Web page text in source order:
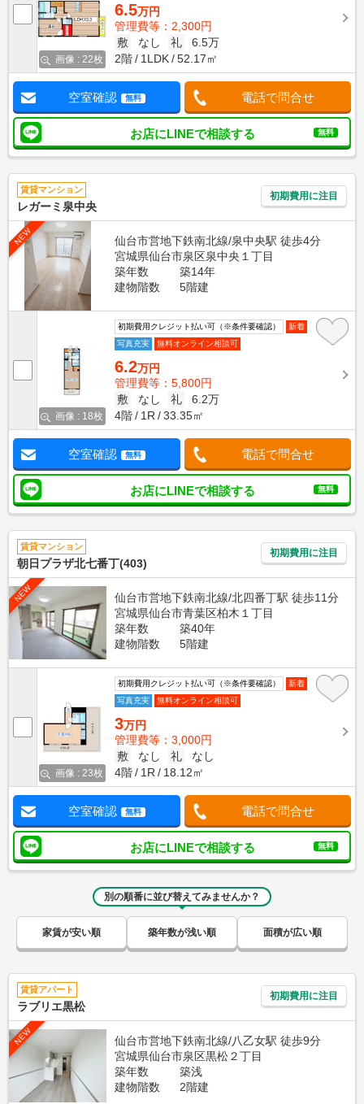
画像 : 22枚
6.5万円
管理費等：2,300円
敷
なし 礼
6.5万
2階
1LDK 52.17㎡
空室確認 無料 電話で問合せ
お店にLINEで相談する 無料
賃貸マンション
レガーミ泉中央
初期費用に注目
NEW
仙台市営地下鉄南北線/泉中央駅 徒歩4分
宮城県仙台市泉区泉中央１丁目
築年数
築14年
建物階数
5階建
画像 : 18枚
初期費用クレジット払い可（※条件要確認）
新着
写真充実
無料オンライン相談可
6.2万円
管理費等：5,800円
敷
なし 礼
6.2万
4階
1R 33.35㎡
空室確認 無料 電話で問合せ
お店にLINEで相談する 無料
賃貸マンション
朝日プラザ北七番丁(403)
初期費用に注目
NEW
仙台市営地下鉄南北線/北四番丁駅 徒歩11分
宮城県仙台市青葉区柏木１丁目
築年数
築40年
建物階数
5階建
画像 : 23枚
初期費用クレジット払い可（※条件要確認）
新着
写真充実
無料オンライン相談可
3万円
管理費等：3,000円
敷
なし 礼
なし
4階
1R 18.12㎡
空室確認 無料 電話で問合せ
お店にLINEで相談する 無料
別の順番に並び替えてみませんか？
家賃が安い順 築年数が浅い順 面積が広い順
賃貸アパート
ラブリエ黒松
初期費用に注目
NEW
仙台市営地下鉄南北線/八乙女駅 徒歩9分
宮城県仙台市泉区黒松２丁目
築年数
築浅
建物階数
2階建